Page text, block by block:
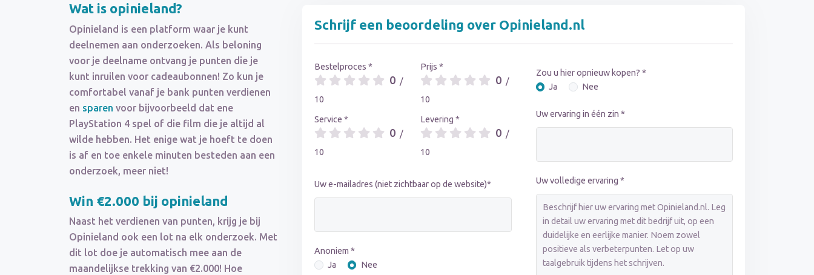
Wat is opinieland?
Opinieland is een platform waar je kunt
deelnemen aan onderzoeken. Als beloning
voor je deelname ontvang je punten die je
kunt inruilen voor cadeaubonnen! Zo kun je
comfortabel vanaf je bank punten verdienen
en sparen voor bijvoorbeeld dat ene
PlayStation 4 spel of die film die je altijd al
wilde hebben. Het enige wat je hoeft te doen
is af en toe enkele minuten besteden aan een
onderzoek, meer niet!
Win €2.000 bij opinieland
Naast het verdienen van punten, krijg je bij
Opinieland ook een lot na elk onderzoek. Met
dit lot doe je automatisch mee aan de
maandelijkse trekking van €2.000! Hoe
Schrijf een beoordeling over Opinieland.nl
Bestelproces *
0 /
10
Service *
0 /
10
Prijs *
0 /
10
Levering *
0 /
10
Uw e-mailadres (niet zichtbaar op de website)*
Anoniem *
Ja
Nee
Zou u hier opnieuw kopen? *
Ja
Nee
Uw ervaring in één zin *
Uw volledige ervaring *